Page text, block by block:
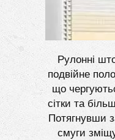
Рулонні
подвійне
що
сітки та
Потягнувши
смуги